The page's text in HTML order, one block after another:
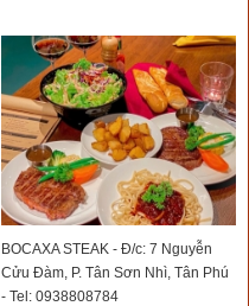
BOCAXA STEAK - Đ/c: 7 Nguyễn
Cửu Đàm, P. Tân Sơn Nhì, Tân Phú
- Tel: 0938808784